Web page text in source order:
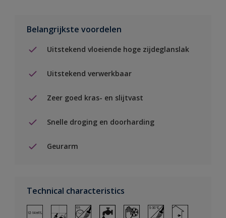
Belangrijkste voordelen
Uitstekend vloeiende hoge zijdeglanslak
Uitstekend verwerkbaar
Zeer goed kras- en slijtvast
Snelle droging en doorharding
Geurarm
Technical characteristics